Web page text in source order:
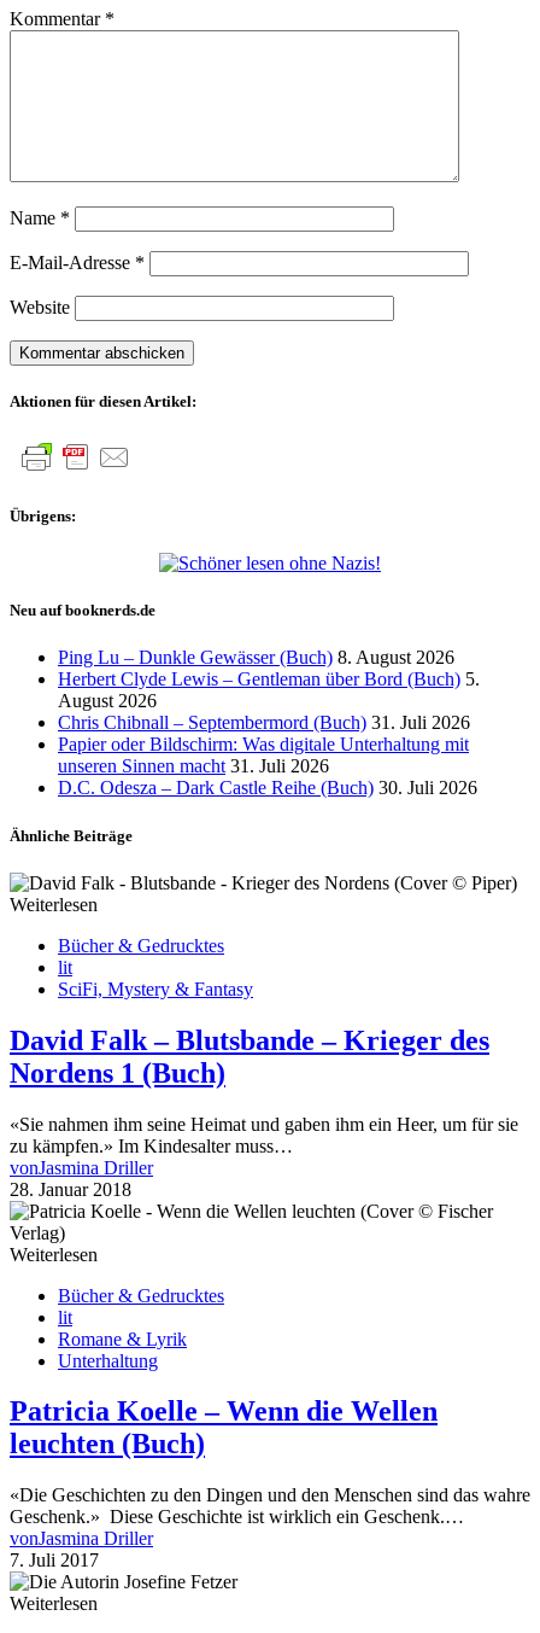
Kommentar *
Name *
E-Mail-Adresse *
Website
Aktionen für diesen Artikel:
Übrigens:
Neu auf booknerds.de
Ping Lu – Dunkle Gewässer (Buch) 8. August 2026
Herbert Clyde Lewis – Gentleman über Bord (Buch) 5.
August 2026
Chris Chibnall – Septembermord (Buch) 31. Juli 2026
Papier oder Bildschirm: Was digitale Unterhaltung mit
unseren Sinnen macht 31. Juli 2026
D.C. Odesza – Dark Castle Reihe (Buch) 30. Juli 2026
Ähnliche Beiträge
Weiterlesen
Bücher & Gedrucktes
lit
SciFi, Mystery & Fantasy
David Falk – Blutsbande – Krieger des
Nordens 1 (Buch)
«Sie nahmen ihm seine Heimat und gaben ihm ein Heer, um für sie
zu kämpfen.» Im Kindesalter muss…
vonJasmina Driller
28. Januar 2018
Weiterlesen
Bücher & Gedrucktes
lit
Romane & Lyrik
Unterhaltung
Patricia Koelle – Wenn die Wellen
leuchten (Buch)
«Die Geschichten zu den Dingen und den Menschen sind das wahre
Geschenk.» Diese Geschichte ist wirklich ein Geschenk.…
vonJasmina Driller
7. Juli 2017
Weiterlesen